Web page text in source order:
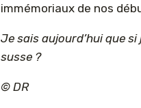
immémoriaux de nos
Je sais aujourd’hui que si
susse ?
© DR